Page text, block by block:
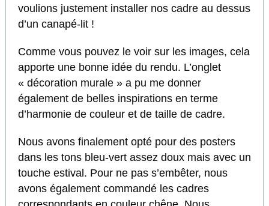
voulions justement installer nos cadre au dessus
d’un canapé-lit !
Comme vous pouvez le voir sur les images, cela
apporte une bonne idée du rendu. L’onglet
« décoration murale » a pu me donner
également de belles inspirations en terme
d’harmonie de couleur et de taille de cadre.
Nous avons finalement opté pour des posters
dans les tons bleu-vert assez doux mais avec un
touche estival. Pour ne pas s’embêter, nous
avons également commandé les cadres